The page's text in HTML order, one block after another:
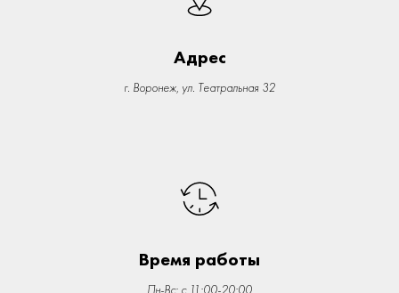
Адрес
г. Воронеж, ул. Театральная 32
Время работы
Пн-Вс: с 11:00-20:00